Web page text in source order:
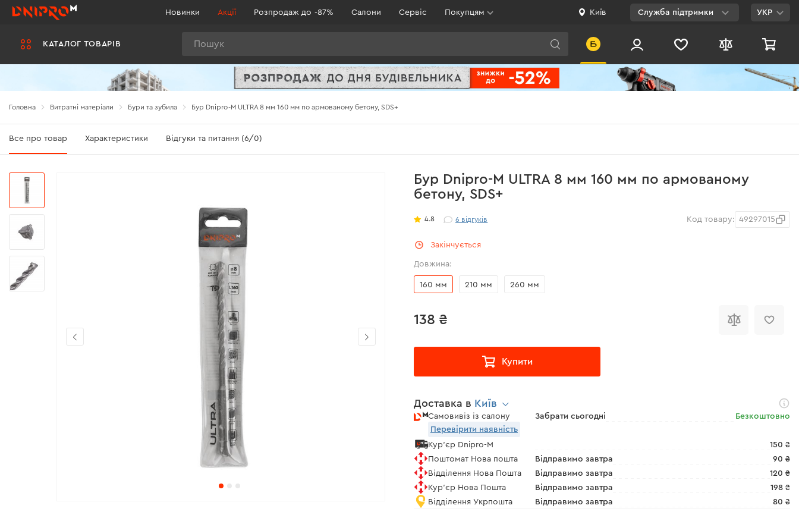
КАТАЛОГ ТОВАРІВ
Новинки Акції Розпродаж до -87% Салони Сервіс Покупцям Київ Служба підтримки
Viber
Безкоштовно по
УКР
Головна Витратні матеріали Бури та зубила Бур Dnipro-M ULTRA 8 мм 160 мм по армованому бетону, SDS+
Все про товар Характеристики Відгуки та питання (6/0)
Бур Dnipro-M ULTRA 8 мм 160 мм по армованому
бетону, SDS+
4.8 6 відгуків Код товару: 49297015
Закінчується
Довжина:
160 мм 210 мм 260 мм
138 ₴
Купити
Доставка в Київ
Самовивіз із салону Забрати сьогодні
Безкоштовно
Перевірити наявність
Кур'єр Dnipro-M
150 ₴
Поштомат Нова пошта
Відправимо завтра
90 ₴
Відділення Нова Пошта
Відправимо завтра
120 ₴
Кур'єр Нова Пошта
Відправимо завтра
198 ₴
Відділення Укрпошта
Відправимо завтра 80 ₴